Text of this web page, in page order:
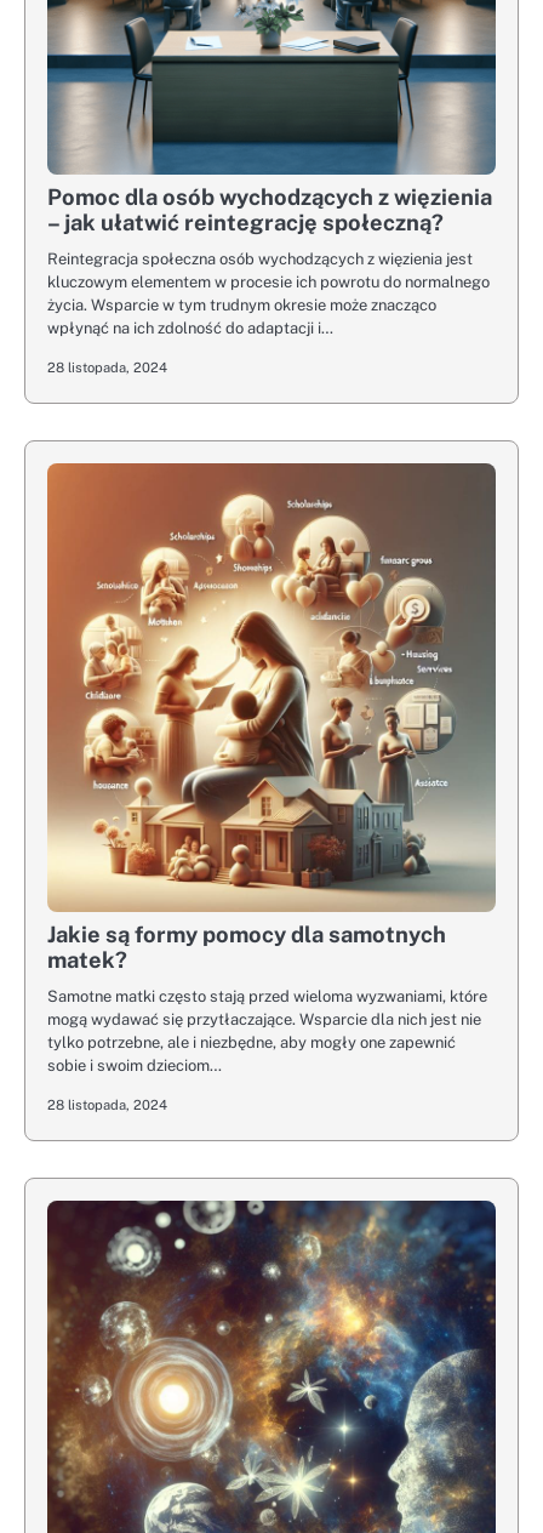
Pomoc dla osób wychodzących z więzienia
– jak ułatwić reintegrację społeczną?
Reintegracja społeczna osób wychodzących z więzienia jest
kluczowym elementem w procesie ich powrotu do normalnego
życia. Wsparcie w tym trudnym okresie może znacząco
wpłynąć na ich zdolność do adaptacji i…
28 listopada, 2024
Jakie są formy pomocy dla samotnych
matek?
Samotne matki często stają przed wieloma wyzwaniami, które
mogą wydawać się przytłaczające. Wsparcie dla nich jest nie
tylko potrzebne, ale i niezbędne, aby mogły one zapewnić
sobie i swoim dzieciom…
28 listopada, 2024